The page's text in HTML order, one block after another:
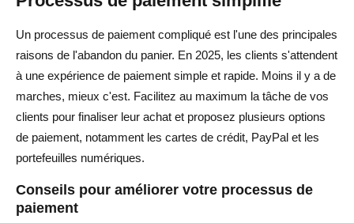
Un processus de paiement compliqué est l'une des principales
raisons de l'abandon du panier. En 2025, les clients s'attendent
à une expérience de paiement simple et rapide. Moins il y a de
marches, mieux c'est. Facilitez au maximum la tâche de vos
clients pour finaliser leur achat et proposez plusieurs options
de paiement, notamment les cartes de crédit, PayPal et les
portefeuilles numériques.
Conseils pour améliorer votre processus de
paiement